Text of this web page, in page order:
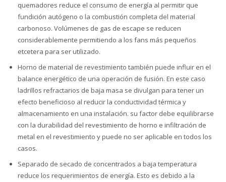
quemadores reduce el consumo de energía al permitir que
fundición autógeno o la combustión completa del material
carbonoso. Volúmenes de gas de escape se reducen
considerablemente permitiendo a los fans más pequeños
etcetera para ser utilizado.
Horno de material de revestimiento también puede influir en el
balance energético de una operación de fusión. En este caso
ladrillos refractarios de baja masa se divulgan para tener un
efecto beneficioso al reducir la conductividad térmica y
almacenamiento en una instalación. su factor debe equilibrarse
con la durabilidad del revestimiento de horno e infiltración de
metal en el revestimiento y puede no ser aplicable en todos los
casos.
Separado de secado de concentrados a baja temperatura
reduce los requerimientos de energía. Esto es debido a la